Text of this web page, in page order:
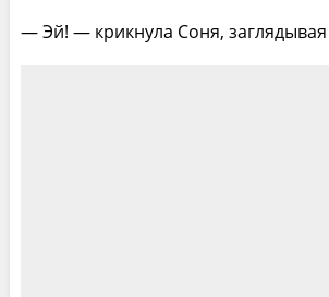
— Эй! — крикнула Соня,